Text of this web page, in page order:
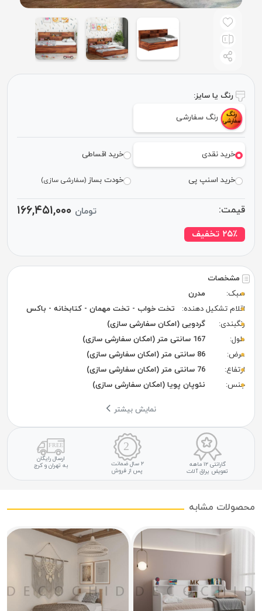
مشخصات
سبک:
مدرن
اقلام تشکیل دهنده:
تخت خواب - تخت مهمان - کتابخانه - باکس
رنگبندی:
گردویی (امکان سفارشی سازی)
طول:
167 سانتی متر (امکان سفارشی سازی)
عرض:
86 سانتی متر (امکان سفارشی سازی)
ارتفاع:
76 سانتی متر (امکان سفارشی سازی)
جنس:
نئوپان پویا (امکان سفارشی سازی)
نمایش بیشتر
گارانتی ۱۲ ماهه
تعویض یراق آلات
۲ سال ضمانت
پس از فروش
ارسال رایگان
به تهران و کرج
رنگ یا سایز:
رنگ سفارشی
خرید نقدی خرید اقساطی
خرید اسنپ پی خودت بساز(سفارشی سازی)
قیمت: تومان ۱۶۶,۴۵۱,۰۰۰
۲۵٪ تخفیف
محصولات مشابه